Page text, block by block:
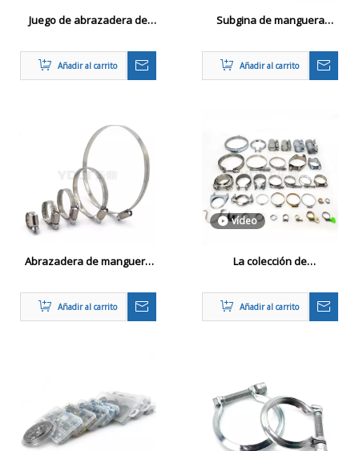
Juego de abrazadera de
acero inoxidable ajustable
Añadir al carrito
Subgina de manguera
inoxidable
Añadir al carrito
Abrazadera de manguera
al óxido
Añadir al carrito
vídeo
La colección de
comunes
Añadir al carrito